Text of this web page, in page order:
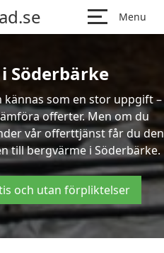
Menu
Söderbärke
som en stor uppgift –
offerter. Men om du
vår offerttjänst får du den
till bergvärme i Söderbärke.
och utan förpliktelser